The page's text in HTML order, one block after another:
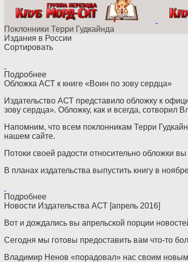
Поклонники Терри Гудкайнда
Издания в России
Сортировать
Подробнее
Обложка АСТ к книге «Воин по зову сердца»
Издательство АСТ представило обложку к
зову сердца». Обложку, как и всегда, сотворил
Напомним, что всем поклонникам Терри
нашем сайте.
Потоки своей радости относительно обложки
В планах издательства выпустить книгу в
Подробнее
Новости Издательства АСТ [апрель 2016]
Вот и дождались вы апрельской порции
Сегодня мы готовы предоставить вам что-то
Владимир Ненов «порадовал» нас своим